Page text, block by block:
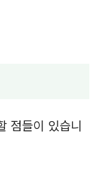
점들이 있습니